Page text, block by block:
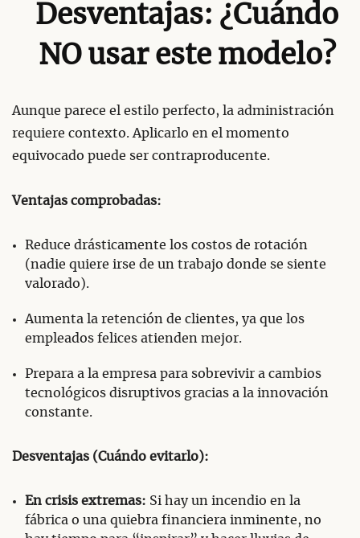
Desventajas: ¿Cuándo
NO usar este modelo?
Aunque parece el estilo perfecto, la administración
requiere contexto. Aplicarlo en el momento
equivocado puede ser contraproducente.
Ventajas comprobadas:
Reduce drásticamente los costos de rotación
(nadie quiere irse de un trabajo donde se siente
valorado).
Aumenta la retención de clientes, ya que los
empleados felices atienden mejor.
Prepara a la empresa para sobrevivir a cambios
tecnológicos disruptivos gracias a la innovación
constante.
Desventajas (Cuándo evitarlo):
En crisis extremas: Si hay un incendio en la
fábrica o una quiebra financiera inminente, no